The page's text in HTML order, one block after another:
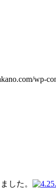
wp-
した。